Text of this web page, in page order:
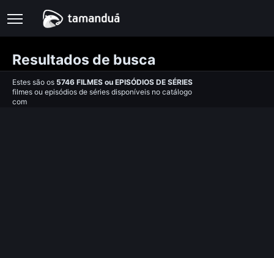
Resultados de busca
Estes são os 5746 FILMES ou EPISÓDIOS DE SÉRIES
filmes ou episódios de séries disponíveis no catálogo
com